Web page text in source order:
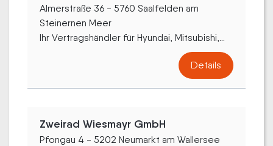
Almerstraße 36 - 5760 Saalfelden am
Steinernen Meer
Ihr Vertragshändler für Hyundai, Mitsubishi,...
Details
Zweirad Wiesmayr GmbH
Pfongau 4 - 5202 Neumarkt am Wallersee